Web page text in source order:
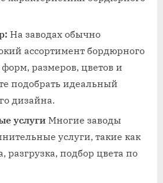
На заводах обычно
ассортимент бордюрного
размеров, цветов и
подобрать идеальный
дизайна.
услуги Многие заводы
услуги, такие как
разгрузка, подбор цвета по